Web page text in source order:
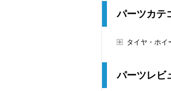
パーツカテ
タイヤ・ホイ
パーツレビ